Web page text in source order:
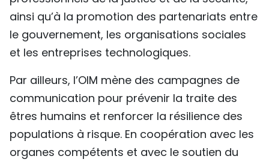
ainsi qu’à la promotion des partenariats entre
le gouvernement, les organisations sociales
et les entreprises technologiques.
Par ailleurs, l’OIM mène des campagnes de
communication pour prévenir la traite des
êtres humains et renforcer la résilience des
populations à risque. En coopération avec les
organes compétents et avec le soutien du